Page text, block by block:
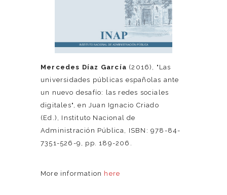
Mercedes Díaz García (2016), "Las
universidades públicas españolas ante
un nuevo desafío: las redes sociales
digitales", en Juan Ignacio Criado
(Ed.), Instituto Nacional de
Administración Pública, ISBN: 978-84-
7351-526-9, pp. 189-206.
More information here